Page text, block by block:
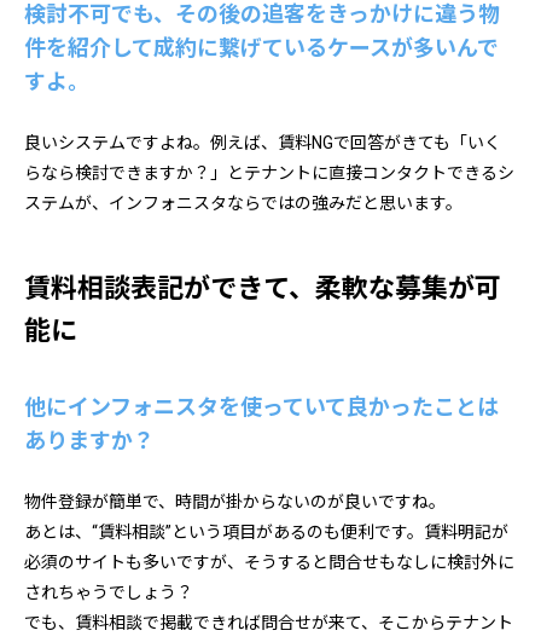
検討不可でも、その後の追客をきっかけに違う物
件を紹介して成約に繋げているケースが多いんで
すよ。
良いシステムですよね。例えば、賃料NGで回答がきても「いく
らなら検討できますか？」とテナントに直接コンタクトできるシ
ステムが、インフォニスタならではの強みだと思います。
賃料相談表記ができて、柔軟な募集が可
能に
他にインフォニスタを使っていて良かったことは
ありますか？
物件登録が簡単で、時間が掛からないのが良いですね。
あとは、“賃料相談”という項目があるのも便利です。賃料明記が
必須のサイトも多いですが、そうすると問合せもなしに検討外に
されちゃうでしょう？
でも、賃料相談で掲載できれば問合せが来て、そこからテナント